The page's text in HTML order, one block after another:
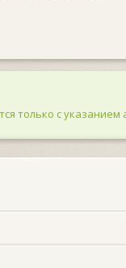
только с указанием